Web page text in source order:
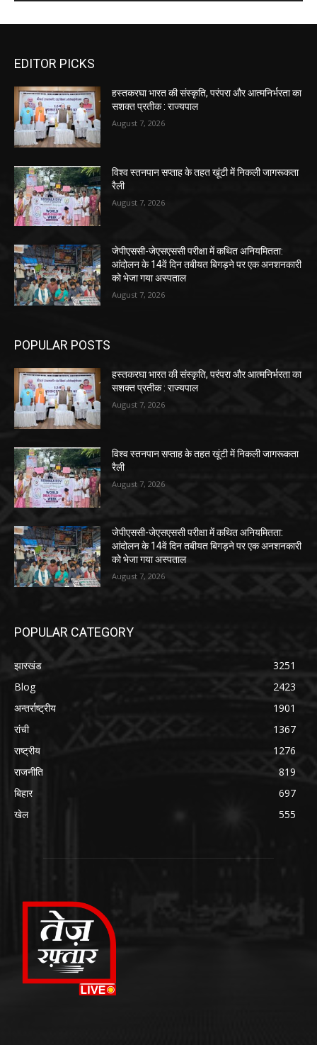
EDITOR PICKS
हस्तकरघा भारत की संस्कृति, परंपरा और आत्मनिर्भरता का
सशक्त प्रतीक : राज्यपाल
August 7, 2026
विश्व स्तनपान सप्ताह के तहत खूंटी में निकली जागरूकता
रैली
August 7, 2026
जेपीएससी-जेएसएससी परीक्षा में कथित अनियमितता:
आंदोलन के 14वें दिन तबीयत बिगड़ने पर एक अनशनकारी
को भेजा गया अस्पताल
August 7, 2026
POPULAR POSTS
हस्तकरघा भारत की संस्कृति, परंपरा और आत्मनिर्भरता का
सशक्त प्रतीक : राज्यपाल
August 7, 2026
विश्व स्तनपान सप्ताह के तहत खूंटी में निकली जागरूकता
रैली
August 7, 2026
जेपीएससी-जेएसएससी परीक्षा में कथित अनियमितता:
आंदोलन के 14वें दिन तबीयत बिगड़ने पर एक अनशनकारी
को भेजा गया अस्पताल
August 7, 2026
POPULAR CATEGORY
झारखंड
3251
Blog
2423
अन्तर्राष्ट्रीय
1901
रांची
1367
राष्ट्रीय
1276
राजनीति
819
बिहार
697
खेल
555